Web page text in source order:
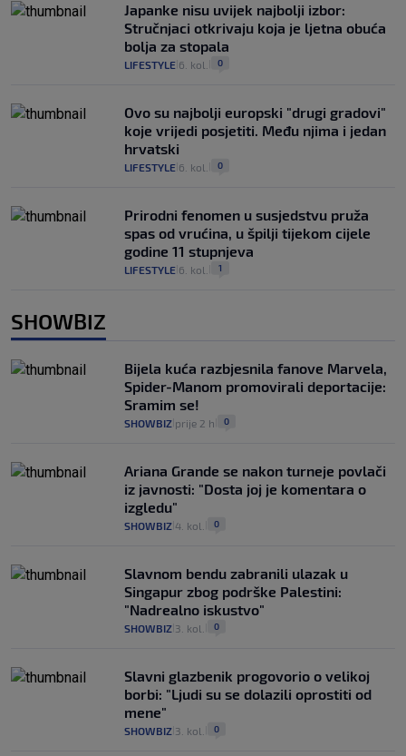
Japanke nisu uvijek najbolji izbor:
Stručnjaci otkrivaju koja je ljetna obuća
bolja za stopala
LIFESTYLE 6. kol. 0
Ovo su najbolji europski "drugi gradovi"
koje vrijedi posjetiti. Među njima i jedan
hrvatski
LIFESTYLE 6. kol. 0
Prirodni fenomen u susjedstvu pruža
spas od vrućina, u špilji tijekom cijele
godine 11 stupnjeva
LIFESTYLE 6. kol. 1
SHOWBIZ
Bijela kuća razbjesnila fanove Marvela,
Spider-Manom promovirali deportacije:
Sramim se!
SHOWBIZ prije 2 h 0
Ariana Grande se nakon turneje povlači
iz javnosti: "Dosta joj je komentara o
izgledu"
SHOWBIZ 4. kol. 0
Slavnom bendu zabranili ulazak u
Singapur zbog podrške Palestini:
"Nadrealno iskustvo"
SHOWBIZ 3. kol. 0
Slavni glazbenik progovorio o velikoj
borbi: "Ljudi su se dolazili oprostiti od
mene"
SHOWBIZ 3. kol. 0